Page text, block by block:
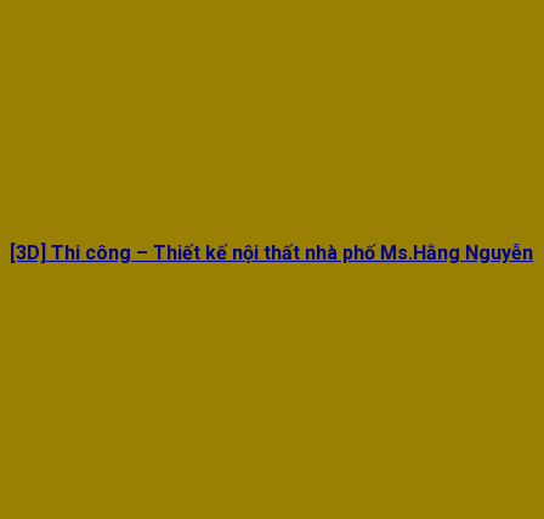
[3D] Thi công – Thiết kế nội thất nhà phố Ms.Hằng Nguyễn